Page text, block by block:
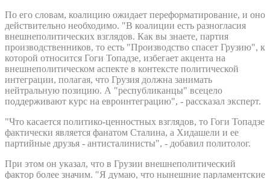
По его словам, коалицию ожидает переформатирование, и оно
действительно необходимо. "В коалиции есть разногласия
внешнеполитических взглядов. Как вы знаете, партия
производственников, то есть "Производство спасет Грузию", к
которой относится Гоги Топадзе, избегает акцента на
внешнеполитическом аспекте в контексте политической
интеграции, полагая, что Грузия должна занимать
нейтральную позицию. А "республиканцы" всецело
поддерживают курс на евроинтеграцию", - рассказал эксперт.
"Что касается политико-ценностных взглядов, то Гоги Топадзе
фактически является фанатом Сталина, а Хидашели и ее
партийные друзья - антисталинисты", - добавил политолог.
При этом он указал, что в Грузии внешнеполитический
фактор более значим. "Я думаю, что нынешние парламентские